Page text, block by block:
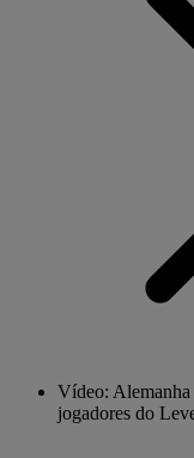
Vídeo: Alemanha
jogadores do